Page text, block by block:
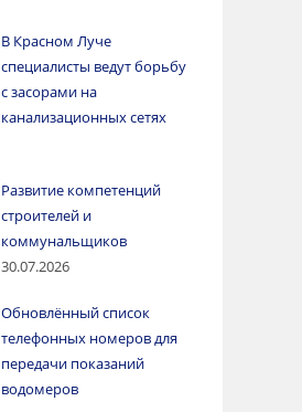
В Красном Луче
специалисты ведут борьбу
с засорами на
канализационных сетях
Развитие компетенций
строителей и
коммунальщиков
30.07.2026
Обновлённый список
телефонных номеров для
передачи показаний
водомеров